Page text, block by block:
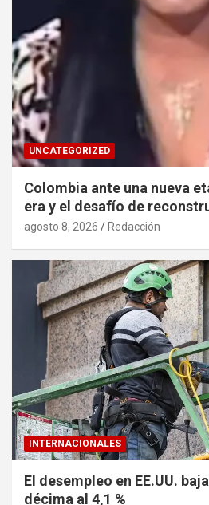
UNCATEGORIZED
Colombia ante una nueva
era y el desafío de
agosto 8, 2026 Redacción
INTERNACIONALES
El desempleo en EE.UU.
décima al 4,1 %